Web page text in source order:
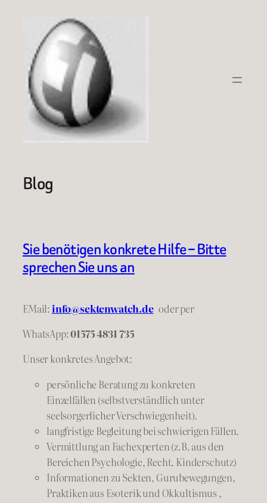
springen
Blog
Sie benötigen konkrete Hilfe – Bitte
sprechen Sie uns an
EMail:info@sektenwatch.de oderper
WhatsApp:01575 4831 735
Unser konkretes Angebot:
persönliche Beratung zu konkreten
Einzelfällen (selbstverständlich unter
seelsorgerlicher Verschwiegenheit).
langfristige Begleitung bei schwierigen Fällen.
Vermittlung an Fachexperten (z.B. aus den
Bereichen Psychologie, Recht, Kinderschutz)
Informationen zu Sekten, Gurubewegungen,
Praktiken aus Esoterik und Okkultismus ,